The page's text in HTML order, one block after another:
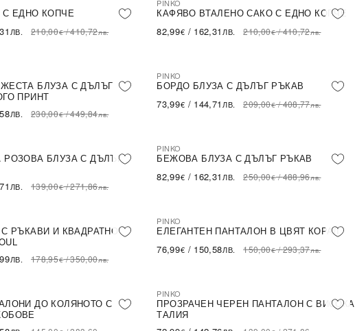
ПОСЛЕДНА БРОЙКА
ЕДНО КОПЧЕ
ЛВ. 210,00€/410,72лв.
NEW IN
PINKO
КАФЯВО ВТАЛЕНО САКО С ЕДНО КОПЧЕ
82,99€ / 162,31 ЛВ. 210,00€/410,72лв.
БРОЙКА
БЛУЗА С ДЪЛЪГ
ПРИНТ
ЛВ. 230,00€/449,84лв.
NEW IN ПОСЛЕДНА БРОЙКА
PINKO
БОРДО БЛУЗА С ДЪЛЪГ РЪКАВ
73,99€ / 144,71 ЛВ. 209,00€/408,77лв.
РОЗОВА БЛУЗА С ДЪЛЪГ
ЛВ. 139,00€/271,86лв.
NEW IN ПОСЛЕДНА БРОЙКА
PINKO
БЕЖОВА БЛУЗА С ДЪЛЪГ РЪКАВ
82,99€ / 162,31 ЛВ. 250,00€/488,96лв.
ПОСЛЕДНА БРОЙКА
РЪКАВИ И КВАДРАТНО
ЛВ. 178,95€/350,00лв.
NEW IN
PINKO
ЕЛЕГАНТЕН ПАНТАЛОН В ЦВЯТ КОРАЛ
76,99€ / 150,58ЛВ. 150,00€/293,37лв.
ПОСЛЕДНА БРОЙКА
ДО КОЛЯНОТО С
NEW IN ПОСЛЕДНА БРОЙКА
PINKO
ПРОЗРАЧЕН ЧЕРЕН ПАНТАЛОН С ВИСОКА
ТАЛИЯ